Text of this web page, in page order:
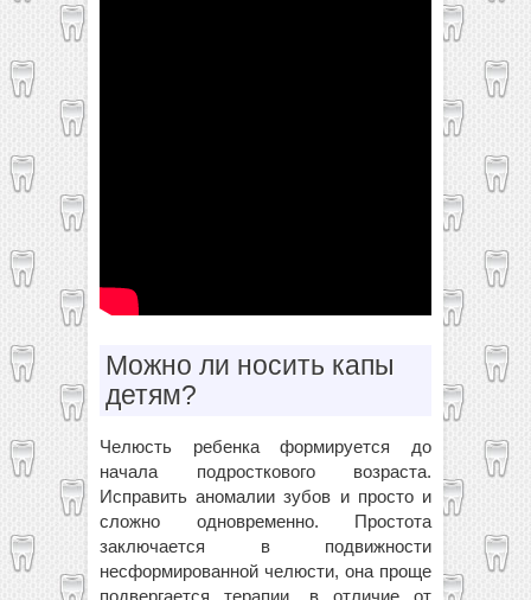
Можно ли носить капы
детям?
Челюсть ребенка формируется до
начала подросткового возраста.
Исправить аномалии зубов и просто и
сложно одновременно. Простота
заключается в подвижности
несформированной челюсти, она проще
подвергается терапии, в отличие от